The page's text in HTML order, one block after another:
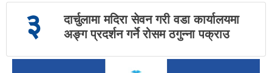
३
दार्चुलामा मदिरा सेवन गरी वडा कार्यालयमा
अङ्ग प्रदर्शन गर्ने रोसम ठगुन्ना पक्राउ